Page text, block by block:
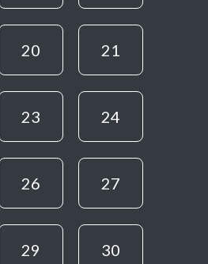
20 21
23 24
26 27
29 30